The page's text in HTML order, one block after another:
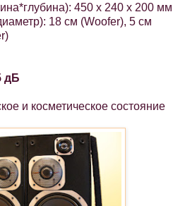
450 x 240 x 200 мм
18 cм (Woofer), 5 cм
дБ
и косметическое состояние